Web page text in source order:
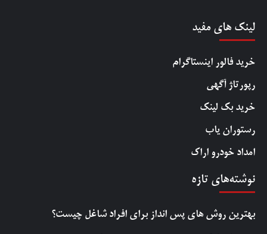
لینک های مفید
خرید فالور اینستاگرام
رپورتاژ آگهی
خرید بک لینک
رستوران یاب
امداد خودرو اراک
نوشته‌های تازه
بهترین روش‌ های پس‌ انداز برای افراد شاغل چیست؟